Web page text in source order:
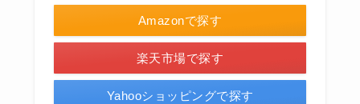
Amazonで探す
楽天市場で探す
Yahooショッピングで探す